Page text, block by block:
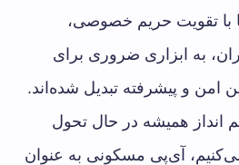
با تقویت حریم خصوصی،
به ابزاری ضروری برای
امن و پیشرفته تبدیل شده‌اند.
انداز همیشه در حال تحول
آی‌پی مسکونی به عنوان